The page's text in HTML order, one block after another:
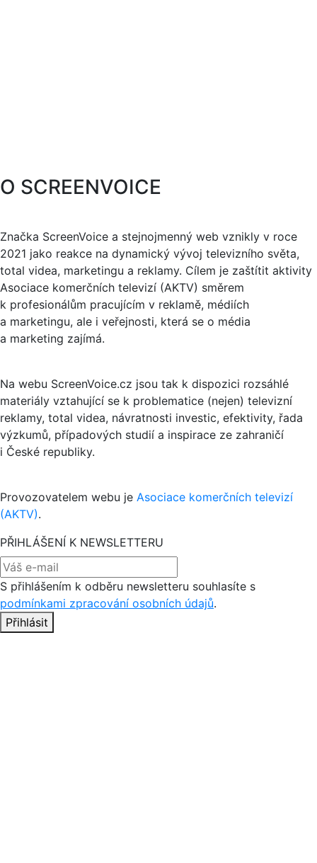
O SCREENVOICE
Značka ScreenVoice a stejnojmenný web vznikly v roce
2021 jako reakce na dynamický vývoj televizního světa,
total videa, marketingu a reklamy. Cílem je zaštítit aktivity
Asociace komerčních televizí (AKTV) směrem
k profesionálům pracujícím v reklamě, médiích
a marketingu, ale i veřejnosti, která se o média
a marketing zajímá.
Na webu ScreenVoice.cz jsou tak k dispozici rozsáhlé
materiály vztahující se k problematice (nejen) televizní
reklamy, total videa, návratnosti investic, efektivity, řada
výzkumů, případových studií a inspirace ze zahraničí
i České republiky.
Provozovatelem webu je Asociace komerčních televizí
(AKTV).
PŘIHLÁŠENÍ K NEWSLETTERU
S přihlášením k odběru newsletteru souhlasíte s
podmínkami zpracování osobních údajů.
Přihlásit